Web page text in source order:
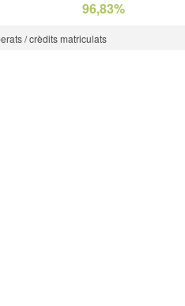
96,83%
/ crèdits matriculats